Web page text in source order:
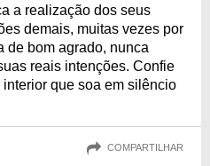
a realização dos seus
demais, muitas vezes por
de bom agrado, nunca
reais intenções. Confie
que soa em silêncio
COMPARTILHAR